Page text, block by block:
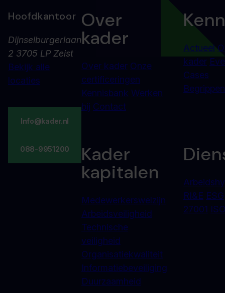
Hoofdkantoor
Dijnselburgerlaan
2 3705 LP Zeist
Bekijk alle
locaties
Info@kader.nl
088-9951200
Over
kader
Over kader Onze
certificeringen
Kennisbank Werken
bij Contact
Actueel
kader
Cases
Kader
kapitalen
Medewerkerswelzijn
Arbeidsveiligheid
Technische
veiligheid
Organisatiekwaliteit
Informatiebeveiliging
Duurzaamheid
RI&E ESG
27001